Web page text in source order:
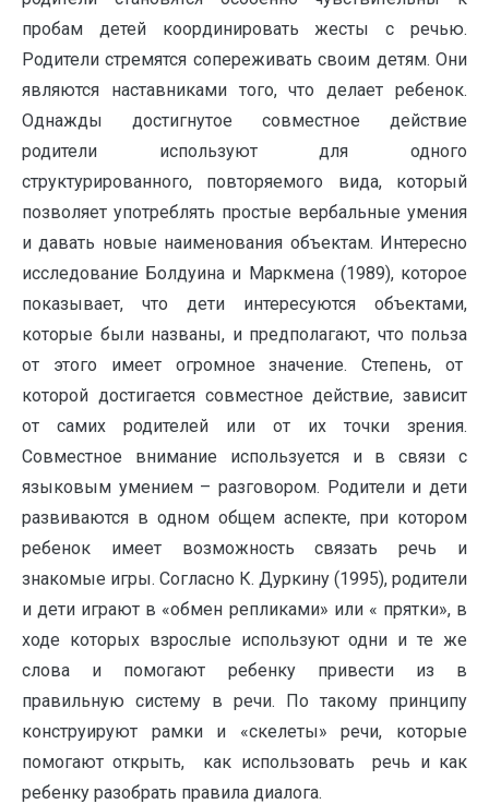
пробам детей координировать жесты с речью.
Родители стремятся сопереживать своим детям. Они
являются наставниками того, что делает ребенок.
Однажды достигнутое совместное действие
родители используют для одного
структурированного, повторяемого вида, который
позволяет употреблять простые вербальные умения
и давать новые наименования объектам. Интересно
исследование Болдуина и Маркмена (1989), которое
показывает, что дети интересуются объектами,
которые были названы, и предполагают, что польза
от этого имеет огромное значение. Степень, от
которой достигается совместное действие, зависит
от самих родителей или от их точки зрения.
Совместное внимание используется и в связи с
языковым умением – разговором. Родители и дети
развиваются в одном общем аспекте, при котором
ребенок имеет возможность связать речь и
знакомые игры. Согласно К. Дуркину (1995), родители
и дети играют в «обмен репликами» или « прятки», в
ходе которых взрослые используют одни и те же
слова и помогают ребенку привести из в
правильную систему в речи. По такому принципу
конструируют рамки и «скелеты» речи, которые
помогают открыть, как использовать речь и как
ребенку разобрать правила диалога.